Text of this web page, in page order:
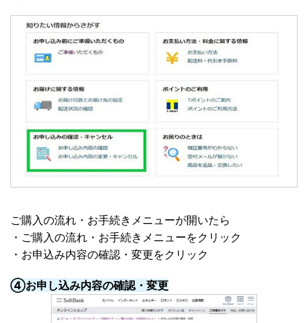
ご購入の流れ・お手続きメニューが開いたら
・ご購入の流れ・お手続きメニューをクリック
・お申込み内容の確認・変更をクリック
④お申し込み内容の確認・変更